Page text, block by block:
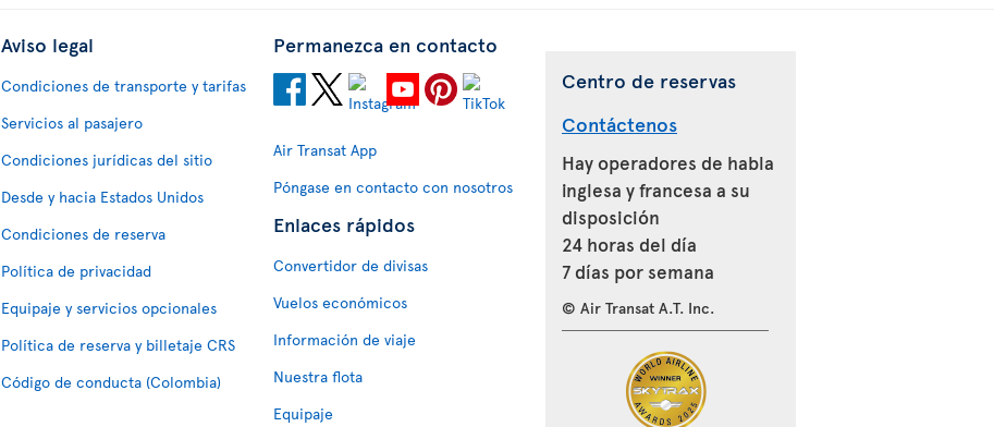
Aviso legal
Condiciones de transporte y tarifas
Servicios al pasajero
Condiciones jurídicas del sitio
Desde y hacia Estados Unidos
Condiciones de reserva
Política de privacidad
Equipaje y servicios opcionales
Política de reserva y billetaje CRS
Código de conducta (Colombia)
Permanezca en contacto
Air Transat App
Póngase en contacto con nosotros
Enlaces rápidos
Convertidor de divisas
Vuelos económicos
Información de viaje
Nuestra flota
Equipaje
Centro de reservas
Contáctenos
Hay operadores de habla
inglesa y francesa a su
disposición
24 horas del día
7 días por semana
© Air Transat A.T. Inc.